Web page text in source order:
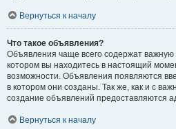
Вернуться к началу
Что такое объявления?
Объявления чаще всего содержат
котором вы находитесь в настоящий
возможности. Объявления появляются
в котором они созданы. Так же, как и с
создание объявлений предоставляются
Вернуться к началу